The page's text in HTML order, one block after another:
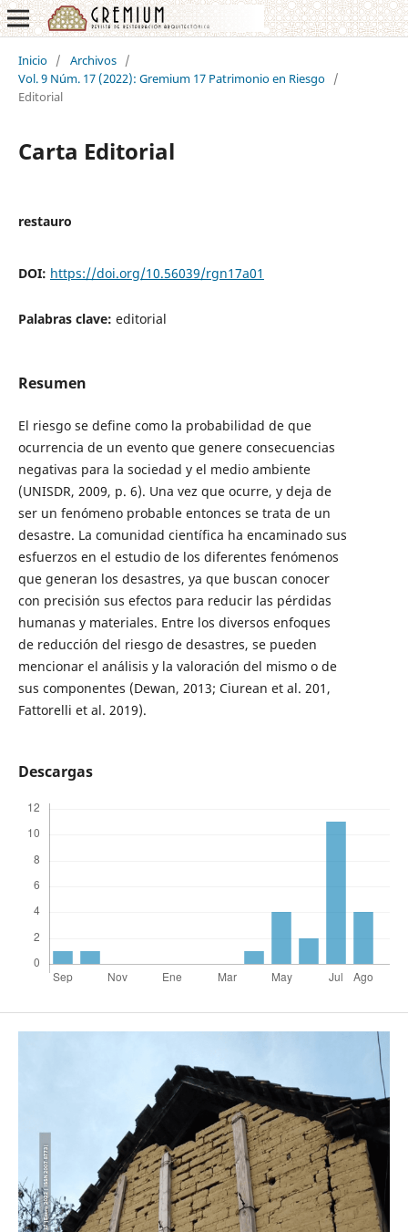
Inicio / Archivos /
Vol. 9 Núm. 17 (2022): Gremium 17 Patrimonio en Riesgo /
Editorial
Carta Editorial
restauro
DOI: https://doi.org/10.56039/rgn17a01
Palabras clave: editorial
Resumen
El riesgo se define como la probabilidad de que
ocurrencia de un evento que genere consecuencias
negativas para la sociedad y el medio ambiente
(UNISDR, 2009, p. 6). Una vez que ocurre, y deja de
ser un fenómeno probable entonces se trata de un
desastre. La comunidad científica ha encaminado sus
esfuerzos en el estudio de los diferentes fenómenos
que generan los desastres, ya que buscan conocer
con precisión sus efectos para reducir las pérdidas
humanas y materiales. Entre los diversos enfoques
de reducción del riesgo de desastres, se pueden
mencionar el análisis y la valoración del mismo o de
sus componentes (Dewan, 2013; Ciurean et al. 201,
Fattorelli et al. 2019).
Descargas